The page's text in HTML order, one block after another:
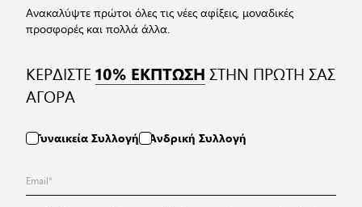
Ανακαλύψτε πρώτοι όλες τις νέες αφίξεις, μοναδικές
προσφορές και πολλά άλλα.
ΚΕΡΔΙΣΤΕ10% ΕΚΠΤΩΣΗ ΣΤΗΝ ΠΡΩΤΗ ΣΑΣ
ΑΓΟΡΑ
Γυναικεία Συλλογή Ανδρική Συλλογή